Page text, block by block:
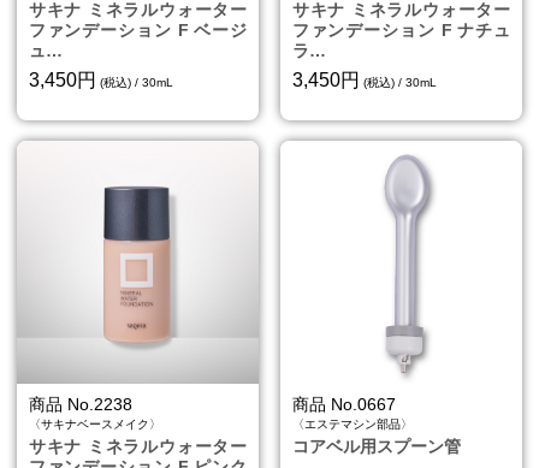
サキナ ミネラルウォーター
ファンデーション F ベージ
ュ…
3,450円 (税込) / 30mL
サキナ ミネラルウォーター
ファンデーション F ナチュ
ラ…
3,450円 (税込) / 30mL
商品 No.2238
〈サキナベースメイク〉
サキナ ミネラルウォーター
商品 No.0667
〈エステマシン部品〉
コアベル用スプーン管